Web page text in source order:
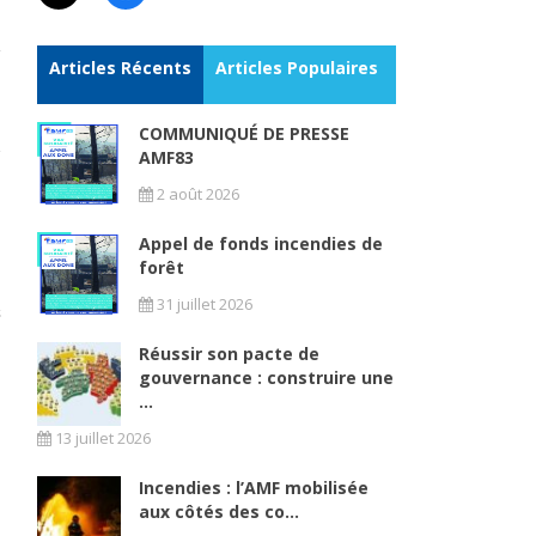
Articles Récents Articles Populaires
COMMUNIQUÉ DE PRESSE
AMF83
2 août 2026
Appel de fonds incendies de
forêt
31 juillet 2026
Réussir son pacte de
gouvernance : construire une
...
13 juillet 2026
Incendies : l’AMF mobilisée
aux côtés des co...